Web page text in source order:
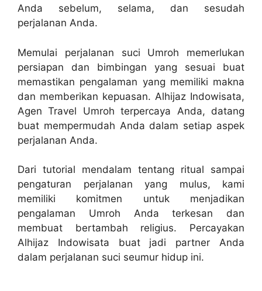
Anda sebelum, selama, dan sesudah
perjalanan Anda.
Memulai perjalanan suci Umroh memerlukan
persiapan dan bimbingan yang sesuai buat
memastikan pengalaman yang memiliki makna
dan memberikan kepuasan. Alhijaz Indowisata,
Agen Travel Umroh terpercaya Anda, datang
buat mempermudah Anda dalam setiap aspek
perjalanan Anda.
Dari tutorial mendalam tentang ritual sampai
pengaturan perjalanan yang mulus, kami
memiliki komitmen untuk menjadikan
pengalaman Umroh Anda terkesan dan
membuat bertambah religius. Percayakan
Alhijaz Indowisata buat jadi partner Anda
dalam perjalanan suci seumur hidup ini.